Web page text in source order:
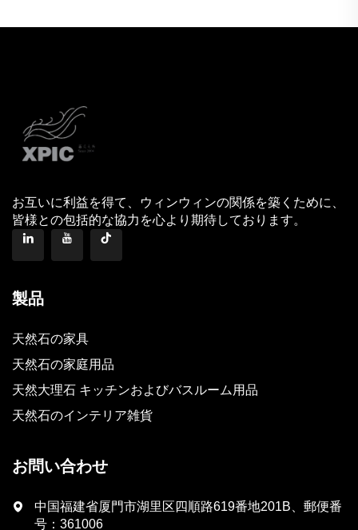
お互いに利益を得て、ウィンウィンの関係を築くために、
皆様との包括的な協力を心より期待しております。
製品
天然石の家具
天然石の家庭用品
天然大理石 キッチンおよびバスルーム用品
天然石のインテリア雑貨
お問い合わせ
中国福建省厦門市湖里区四順路619番地201B、郵便番
号：361006